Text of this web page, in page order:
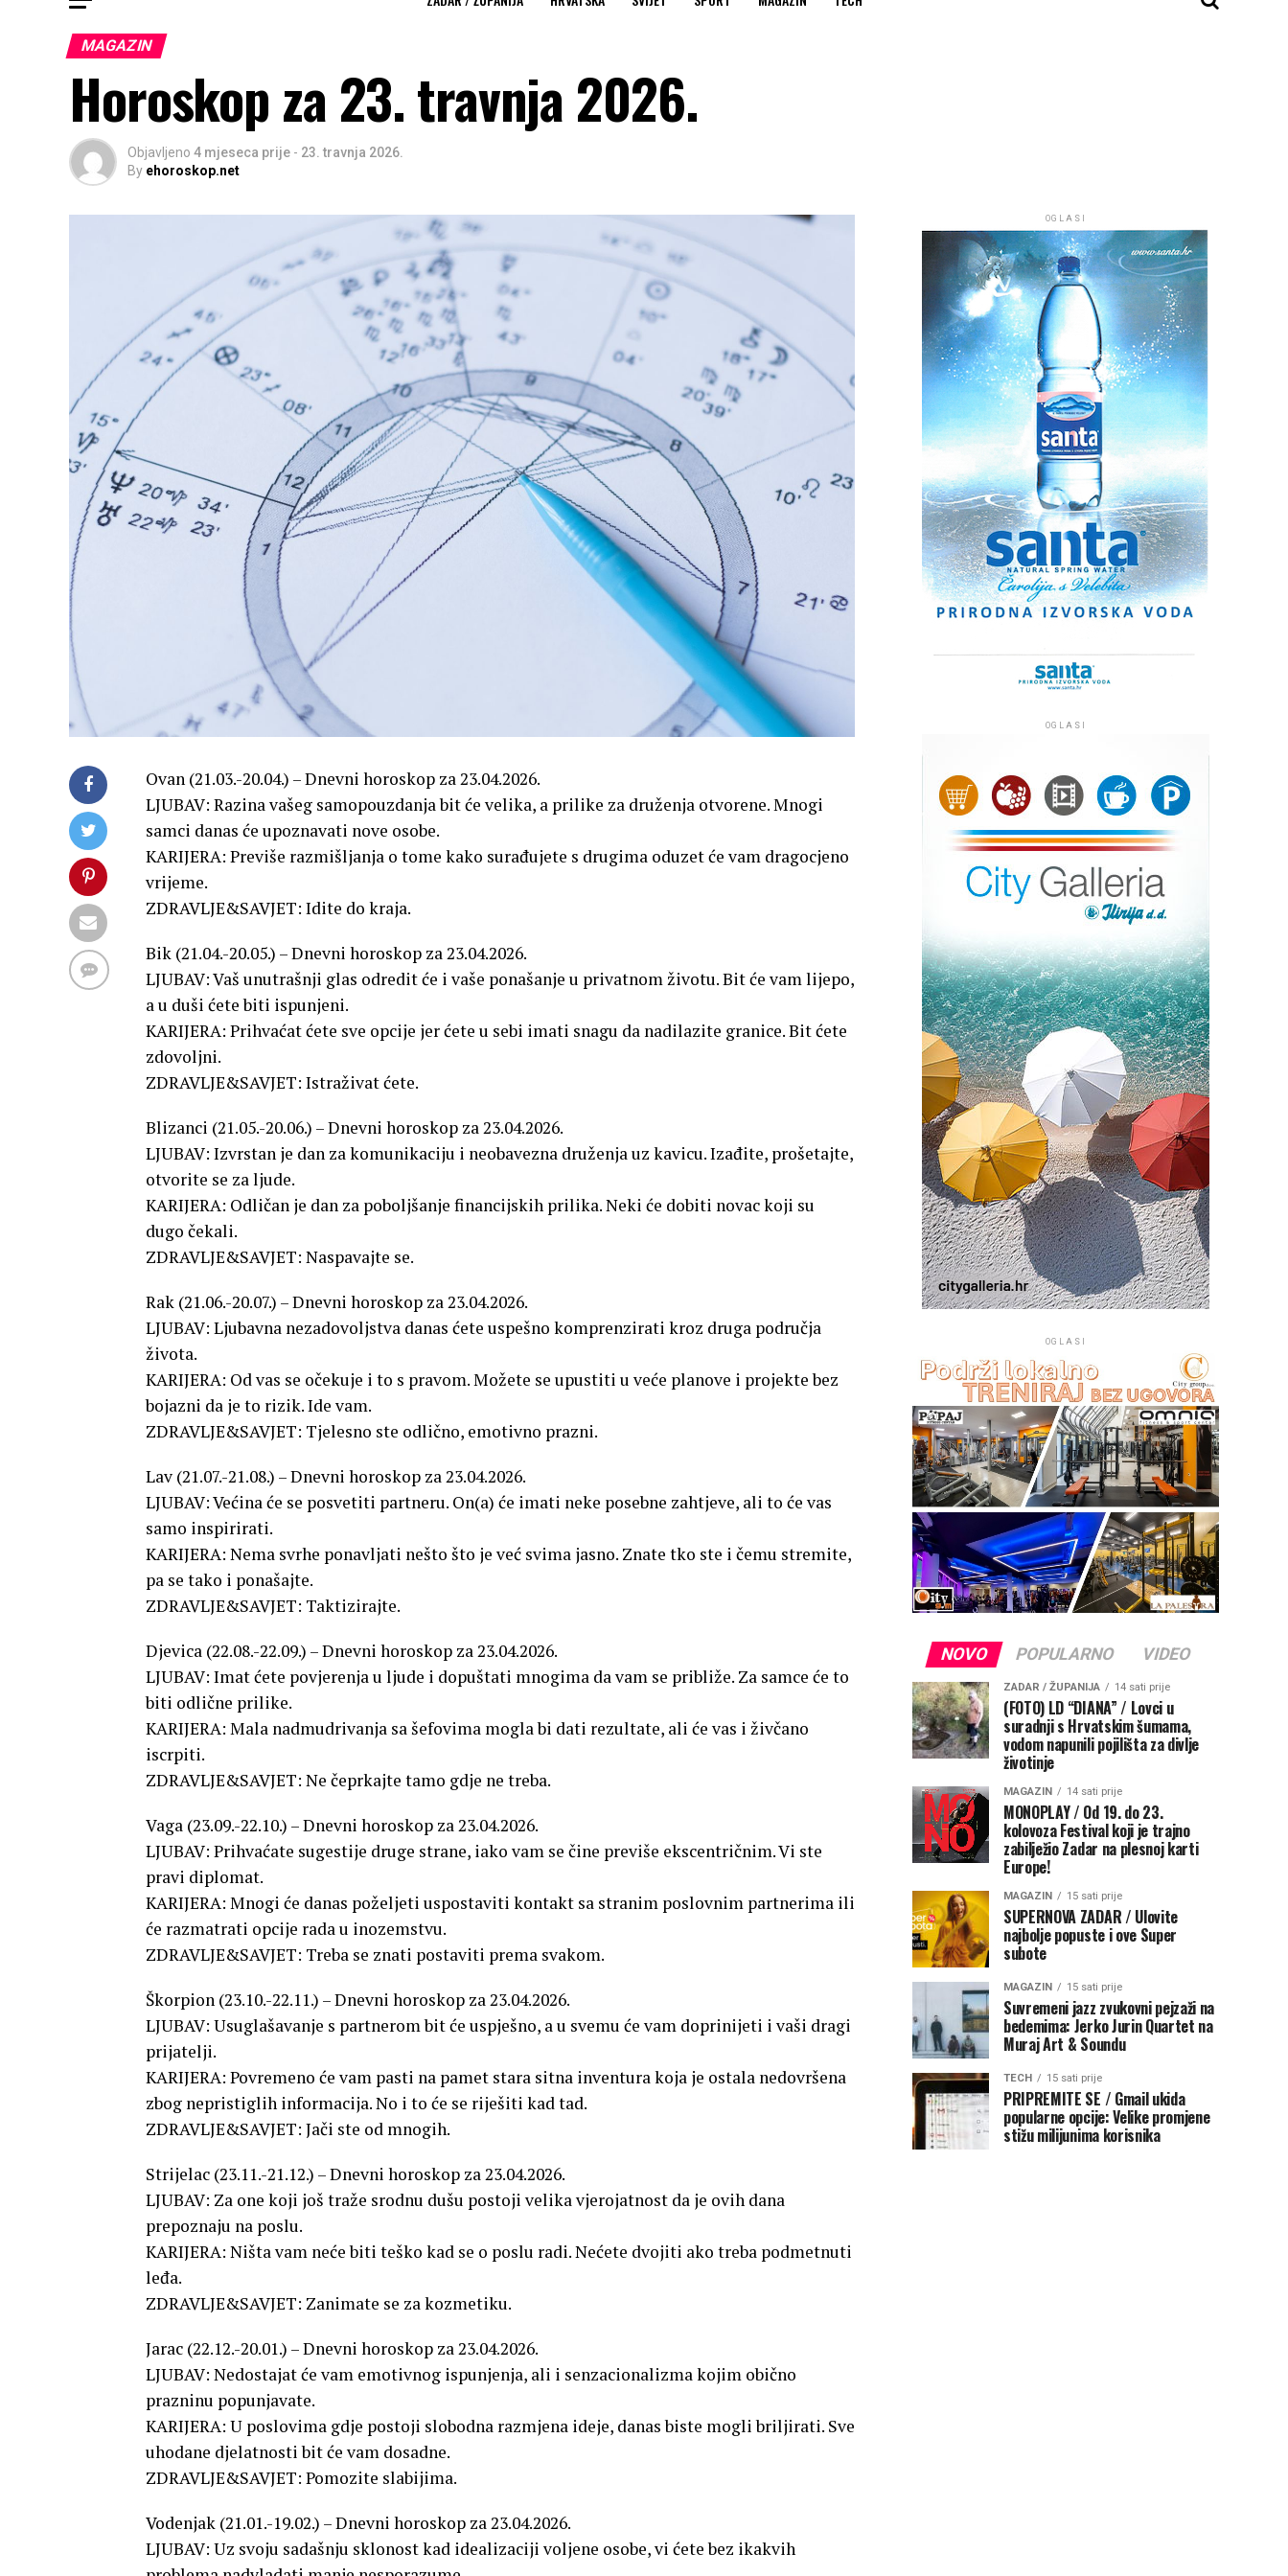
MAGAZIN
Horoskop za 23. travnja 2026.
Objavljeno 4 mjeseca prije - 23. travnja 2026.
By ehoroskop.net
Ovan (21.03.-20.04.) – Dnevni horoskop za 23.04.2026.
LJUBAV: Razina vašeg samopouzdanja bit će velika, a prilike za druženja otvorene. Mnogi
samci danas će upoznavati nove osobe.
KARIJERA: Previše razmišljanja o tome kako surađujete s drugima oduzet će vam dragocjeno
vrijeme.
ZDRAVLJE&SAVJET: Idite do kraja.
Bik (21.04.-20.05.) – Dnevni horoskop za 23.04.2026.
LJUBAV: Vaš unutrašnji glas odredit će i vaše ponašanje u privatnom životu. Bit će vam lijepo,
a u duši ćete biti ispunjeni.
KARIJERA: Prihvaćat ćete sve opcije jer ćete u sebi imati snagu da nadilazite granice. Bit ćete
zdovoljni.
ZDRAVLJE&SAVJET: Istraživat ćete.
Blizanci (21.05.-20.06.) – Dnevni horoskop za 23.04.2026.
LJUBAV: Izvrstan je dan za komunikaciju i neobavezna druženja uz kavicu. Izađite, prošetajte,
otvorite se za ljude.
KARIJERA: Odličan je dan za poboljšanje financijskih prilika. Neki će dobiti novac koji su
dugo čekali.
ZDRAVLJE&SAVJET: Naspavajte se.
Rak (21.06.-20.07.) – Dnevni horoskop za 23.04.2026.
LJUBAV: Ljubavna nezadovoljstva danas ćete uspešno komprenzirati kroz druga područja
života.
KARIJERA: Od vas se očekuje i to s pravom. Možete se upustiti u veće planove i projekte bez
bojazni da je to rizik. Ide vam.
ZDRAVLJE&SAVJET: Tjelesno ste odlično, emotivno prazni.
Lav (21.07.-21.08.) – Dnevni horoskop za 23.04.2026.
LJUBAV: Većina će se posvetiti partneru. On(a) će imati neke posebne zahtjeve, ali to će vas
samo inspirirati.
KARIJERA: Nema svrhe ponavljati nešto što je već svima jasno. Znate tko ste i čemu stremite,
pa se tako i ponašajte.
ZDRAVLJE&SAVJET: Taktizirajte.
Djevica (22.08.-22.09.) – Dnevni horoskop za 23.04.2026.
LJUBAV: Imat ćete povjerenja u ljude i dopuštati mnogima da vam se približe. Za samce će to
biti odlične prilike.
KARIJERA: Mala nadmudrivanja sa šefovima mogla bi dati rezultate, ali će vas i živčano
iscrpiti.
ZDRAVLJE&SAVJET: Ne čeprkajte tamo gdje ne treba.
Vaga (23.09.-22.10.) – Dnevni horoskop za 23.04.2026.
LJUBAV: Prihvaćate sugestije druge strane, iako vam se čine previše ekscentričnim. Vi ste
pravi diplomat.
KARIJERA: Mnogi će danas poželjeti uspostaviti kontakt sa stranim poslovnim partnerima ili
će razmatrati opcije rada u inozemstvu.
ZDRAVLJE&SAVJET: Treba se znati postaviti prema svakom.
Škorpion (23.10.-22.11.) – Dnevni horoskop za 23.04.2026.
LJUBAV: Usuglašavanje s partnerom bit će uspješno, a u svemu će vam doprinijeti i vaši dragi
prijatelji.
KARIJERA: Povremeno će vam pasti na pamet stara sitna inventura koja je ostala nedovršena
zbog nepristiglih informacija. No i to će se riješiti kad tad.
ZDRAVLJE&SAVJET: Jači ste od mnogih.
Strijelac (23.11.-21.12.) – Dnevni horoskop za 23.04.2026.
LJUBAV: Za one koji još traže srodnu dušu postoji velika vjerojatnost da je ovih dana
prepoznaju na poslu.
KARIJERA: Ništa vam neće biti teško kad se o poslu radi. Nećete dvojiti ako treba podmetnuti
leđa.
ZDRAVLJE&SAVJET: Zanimate se za kozmetiku.
Jarac (22.12.-20.01.) – Dnevni horoskop za 23.04.2026.
LJUBAV: Nedostajat će vam emotivnog ispunjenja, ali i senzacionalizma kojim obično
prazninu popunjavate.
KARIJERA: U poslovima gdje postoji slobodna razmjena ideje, danas biste mogli briljirati. Sve
uhodane djelatnosti bit će vam dosadne.
ZDRAVLJE&SAVJET: Pomozite slabijima.
Vodenjak (21.01.-19.02.) – Dnevni horoskop za 23.04.2026.
LJUBAV: Uz svoju sadašnju sklonost kad idealizaciji voljene osobe, vi ćete bez ikakvih
OGLASI
OGLASI
OGLASI
NOVO POPULARNO VIDEO
ZADAR / ŽUPANIJA 14 sati prije
(FOTO) LD “DIANA” / Lovci u
suradnji s Hrvatskim šumama,
vodom napunili pojilišta za divlje
životinje
MAGAZIN 14 sati prije
MONOPLAY / Od 19. do 23.
kolovoza Festival koji je trajno
zabilježio Zadar na plesnoj karti
Europe!
MAGAZIN 15 sati prije
SUPERNOVA ZADAR / Ulovite
najbolje popuste i ove Super
subote
MAGAZIN 15 sati prije
Suvremeni jazz zvukovni pejzaži na
bedemima: Jerko Jurin Quartet na
Muraj Art & Soundu
TECH 15 sati prije
PRIPREMITE SE / Gmail ukida
popularne opcije: Velike promjene
stižu milijunima korisnika